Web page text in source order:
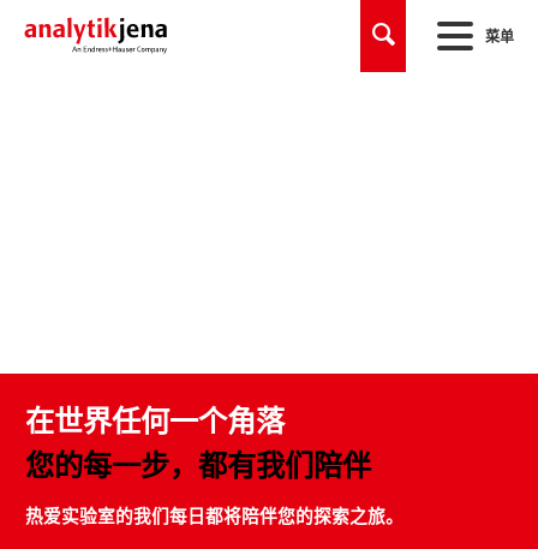
菜单
在世界任何一个角落
您的每一步，都有我们陪伴
热爱实验室的我们每日都将陪伴您的探索之旅。